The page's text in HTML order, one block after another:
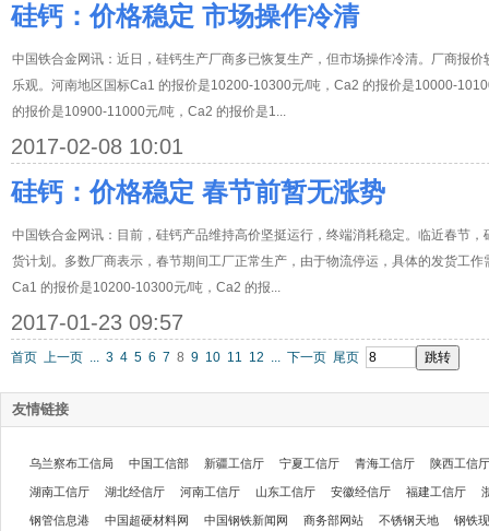
硅钙：价格稳定 市场操作冷清
中国铁合金网讯：近日，硅钙生产厂商多已恢复生产，但市场操作冷清。厂商报
乐观。河南地区国标Ca1 的报价是10200-10300元/吨，Ca2 的报价是10000-
的报价是10900-11000元/吨，Ca2 的报价是1...
2017-02-08 10:01
硅钙：价格稳定 春节前暂无涨势
中国铁合金网讯：目前，硅钙产品维持高价坚挺运行，终端消耗稳定。临近春节
货计划。多数厂商表示，春节期间工厂正常生产，由于物流停运，具体的发货工
Ca1 的报价是10200-10300元/吨，Ca2 的报...
2017-01-23 09:57
首页 上一页 ... 3 4 5 6 7 8 9 10 11 12 ... 下一页 尾页
友情链接
乌兰察布工信局 中国工信部 新疆工信厅 宁夏工信厅 青海工信厅 陕西工信厅
湖南工信厅 湖北经信厅 河南工信厅 山东工信厅 安徽经信厅 福建工信厅
钢管信息港 中国超硬材料网 中国钢铁新闻网 商务部网站 不锈钢天地 钢铁